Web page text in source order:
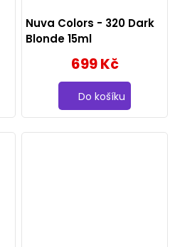
Nuva Colors - 320 Dark
Blonde 15ml
699 Kč
Do košíku